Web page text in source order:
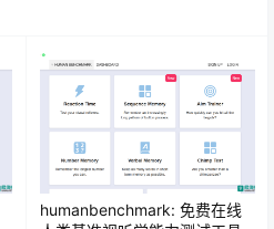
humanbenchmark: 免费在线